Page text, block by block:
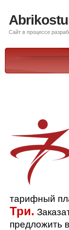
Сайт в процессе
тарифный
Три.
предложить